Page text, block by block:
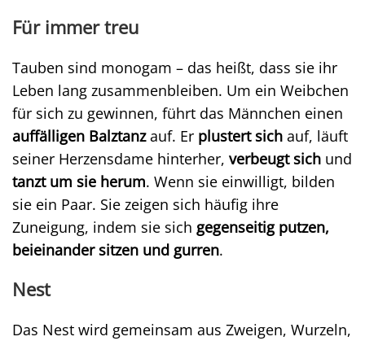
Für immer treu
Tauben sind monogam – das heißt, dass sie ihr
Leben lang zusammenbleiben. Um ein Weibchen
für sich zu gewinnen, führt das Männchen einen
auffälligen Balztanzauf. Er plustert sich auf, läuft
seiner Herzensdame hinterher, verbeugt sich und
tanzt um sie herum. Wenn sie einwilligt, bilden
sie ein Paar. Sie zeigen sich häufig ihre
Zuneigung, indem sie sich gegenseitig putzen,
beieinander sitzen und gurren.
Nest
Das Nest wird gemeinsam aus Zweigen, Wurzeln,